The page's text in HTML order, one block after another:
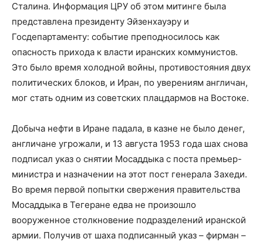
Сталина. Информация ЦРУ об этом митинге была
представлена президенту Эйзенхауэру и
Госдепартаменту: событие преподносилось как
опасность прихода к власти иранских коммунистов.
Это было время холодной войны, противостояния двух
политических блоков, и Иран, по уверениям англичан,
мог стать одним из советских плацдармов на Востоке.
Добыча нефти в Иране падала, в казне не было денег,
англичане угрожали, и 13 августа 1953 года шах снова
подписал указ о снятии Мосаддыка с поста премьер-
министра и назначении на этот пост генерала Захеди.
Во время первой попытки свержения правительства
Мосаддыка в Тегеране едва не произошло
вооруженное столкновение подразделений иранской
армии. Получив от шаха подписанный указ – фирман –